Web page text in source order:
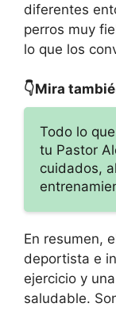
diferentes
perros muy
lo que los
👇Mira
Todo lo
tu Pastor
cuidados,
En resumen,
deportista e
ejercicio y
saludable.